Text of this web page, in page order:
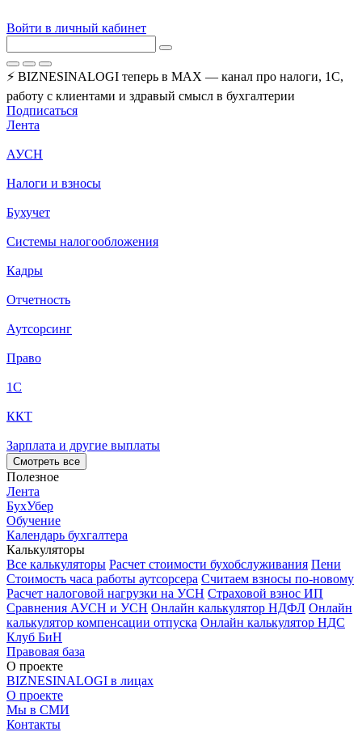
Войти в личный кабинет
⚡ BIZNESINALOGI теперь в MAX — канал про налоги, 1С,
работу с клиентами и здравый смысл в бухгалтерии
Подписаться
Лента
АУСН
Налоги и взносы
Бухучет
Системы налогообложения
Кадры
Отчетность
Аутсорсинг
Право
1С
ККТ
Зарплата и другие выплаты
Смотреть все
Полезное
Лента
БухУбер
Обучение
Календарь бухгалтера
Калькуляторы
Все калькуляторы Расчет стоимости бухобслуживания Пени
Стоимость часа работы аутсорсера Считаем взносы по-новому
Расчет налоговой нагрузки на УСН Страховой взнос ИП
Сравнения АУСН и УСН Онлайн калькулятор НДФЛ Онлайн
калькулятор компенсации отпуска Онлайн калькулятор НДС
Клуб БиН
Правовая база
О проекте
BIZNESINALOGI в лицах
О проекте
Мы в СМИ
Контакты